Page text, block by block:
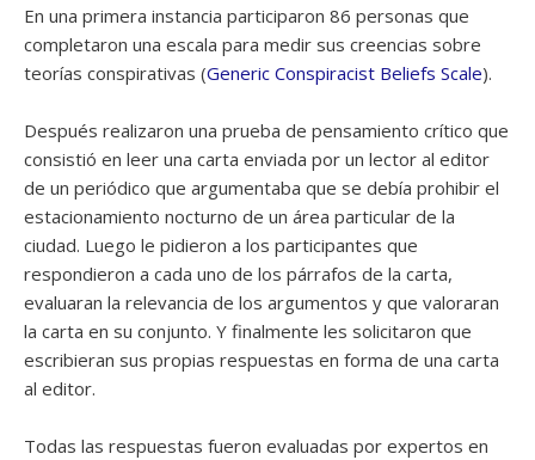
En una primera instancia participaron 86 personas que
completaron una escala para medir sus creencias sobre
teorías conspirativas (Generic Conspiracist Beliefs Scale).
Después realizaron una prueba de pensamiento crítico que
consistió en leer una carta enviada por un lector al editor
de un periódico que argumentaba que se debía prohibir el
estacionamiento nocturno de un área particular de la
ciudad. Luego le pidieron a los participantes que
respondieron a cada uno de los párrafos de la carta,
evaluaran la relevancia de los argumentos y que valoraran
la carta en su conjunto. Y finalmente les solicitaron que
escribieran sus propias respuestas en forma de una carta
al editor.
Todas las respuestas fueron evaluadas por expertos en